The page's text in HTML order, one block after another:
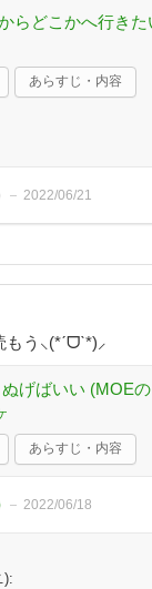
らどこかへ行き
あらすじ・内容
2022/06/21
う⸜(*ˊᗜˋ*)⸝
げばいい (MOE
あらすじ・内容
2022/06/18